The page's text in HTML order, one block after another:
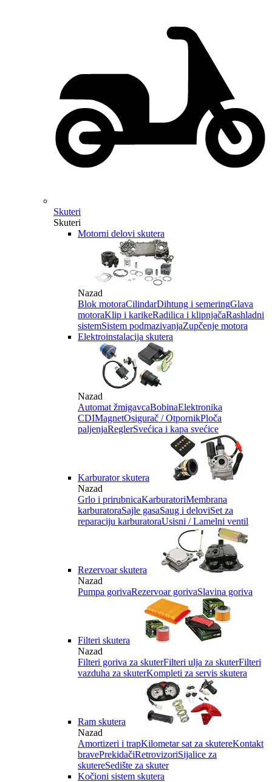
Skuteri
Skuteri
Motorni delovi skutera
Nazad
Blok motoraCilindarDihtung i semeringGlava
motoraKlip i karikeRadilica i klipnjačaRashladni
sistemSistem podmazivanjaZupčenje motora
Elektroinstalacija skutera
Nazad
Automat žmigavcaBobinaElektronika
CDIMagnetOsigurač / OtpornikPloča
paljenjaReglerSvećica i kapa svećice
Karburator skutera
Nazad
Grlo i prirubnicaKarburatoriMembrana
karburatoraSajle gasaSaug i deloviSet za
reparaciju karburatoraUsisni / Lamelni ventil
Rezervoar skutera
Nazad
Pumpa gorivaRezervoar gorivaSlavina goriva
Filteri skutera
Nazad
Filteri goriva za skuterFilteri ulja za skuterFilteri
vazduha za skuterKompleti za servis skutera
Ram skutera
Nazad
Amortizeri i trapKilometar sat za skutereKontakt
bravePrekidačiRetrovizoriSijalice za
skutereSedište za skuter
Kočioni sistem skutera